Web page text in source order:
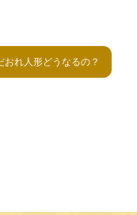
れ人形どうなるの？